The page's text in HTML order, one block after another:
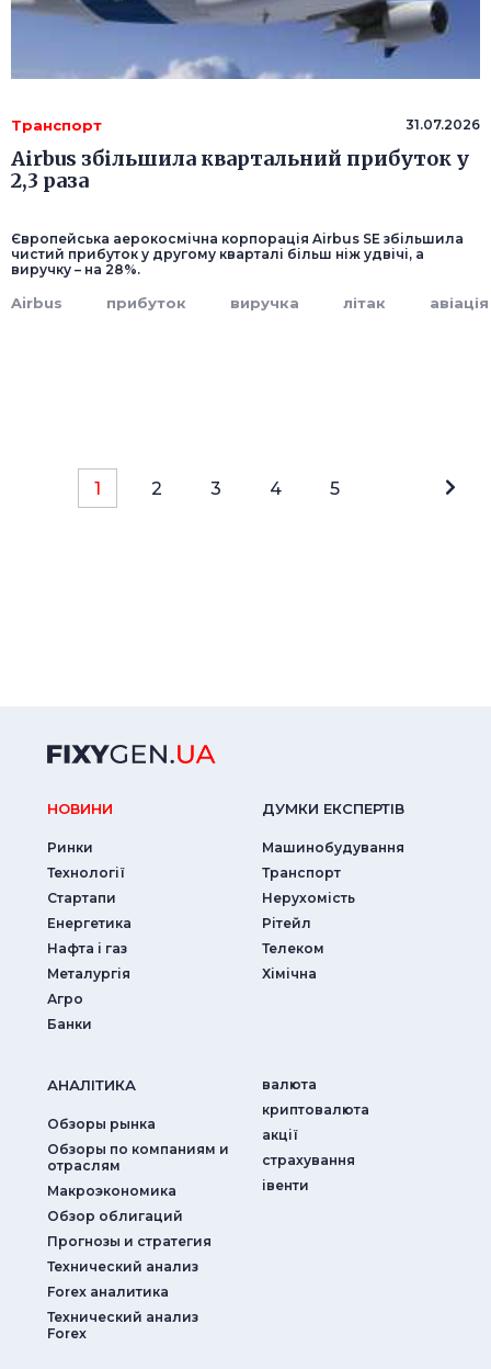
Транспорт 31.07.2026
Airbus збільшила квартальний прибуток у
2,3 раза
Європейська аерокосмічна корпорація Airbus SE збільшила
чистий прибуток у другому кварталі більш ніж удвічі, а
виручку – на 28%.
Airbus прибуток виручка літак авіація
1 2 3 4 5
НОВИНИ
Ринки
Технології
Стартапи
Енергетика
Нафта і газ
Металургія
Агро
Банки
ДУМКИ ЕКСПЕРТIВ
Машинобудування
Транспорт
Нерухомість
Рітейл
Телеком
Хімічна
АНАЛIТИКА
Обзоры рынка
Обзоры по компаниям и
отраслям
Макроэкономика
Обзор облигаций
Прогнозы и стратегия
Технический анализ
Forex аналитика
Технический анализ
Forex
валюта
криптовалюта
акції
страхування
iвенти